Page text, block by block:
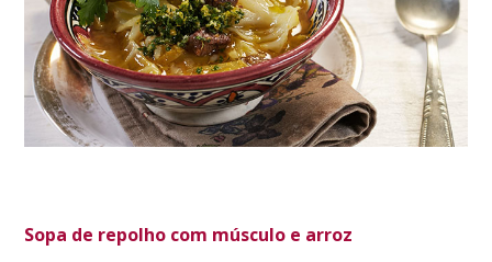
Sopa de repolho com músculo e arroz